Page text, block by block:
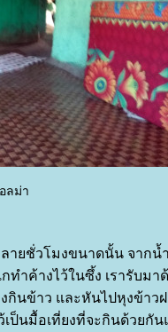
ลม่า
ายชั่วโมงขนาดนั้น จากน้
ำค้างไว้ในซึ้ง เรารับมา
กินข้าว และหันไปหุงข้าว
เป็นมื้อเที่ยงที่จะกินด้วยกั